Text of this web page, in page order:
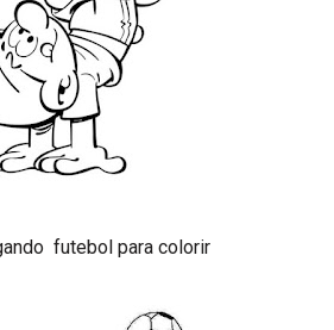
futebol para colorir